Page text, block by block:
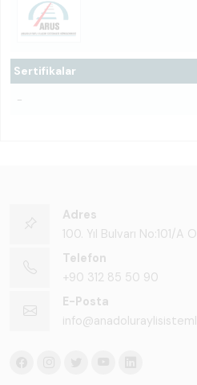
Sertifikalar
-
Adres
100. Yıl Bulvarı No:101/A
Telefon
+90 312 85 50 90
E-Posta